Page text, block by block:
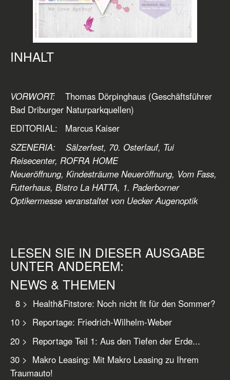
INHALT
VORWORT:
Thomas Dörpinghaus (Geschäftsführer
Bad Driburger Naturparkquellen)
EDITORIAL: Marcus Kaiser
SZENERIA: Sälzerfest, 70. Osterlauf, Tui
Reisecenter, ROFRA HOME
Neueröffnung, Kindesträume Neueröffnung, Vom Fass,
Futterhaus, Bistro La HATTA, 1. Paderborner
Optikermesse veranstaltet von Uecker Augenoptik
LESEN SIE IN DIESER AUSGABE
UNTER ANDEREM:
NEWS & THEMEN
8 > Health&Fitstore: Noch nicht fit für den Sommer?
10 > Reportage: Friedrich-Wilhelm-Weber
20 > Reportage Teil 1: Aus den Tiefen der Erde...
30 > Makro Leasing: Mit Makro Leasing zu Ihrem
Traumauto!